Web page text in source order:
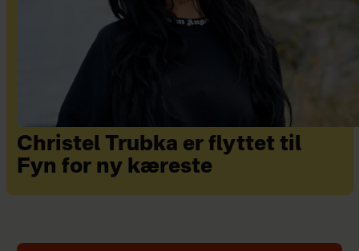
Christel Trubka er flyttet til
Fyn for ny kæreste